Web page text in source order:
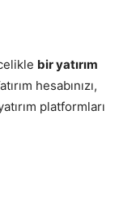
bir yatırım
hesabınızı,
platformları